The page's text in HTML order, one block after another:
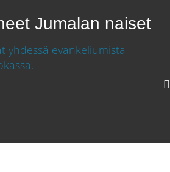
Jumalan naiset